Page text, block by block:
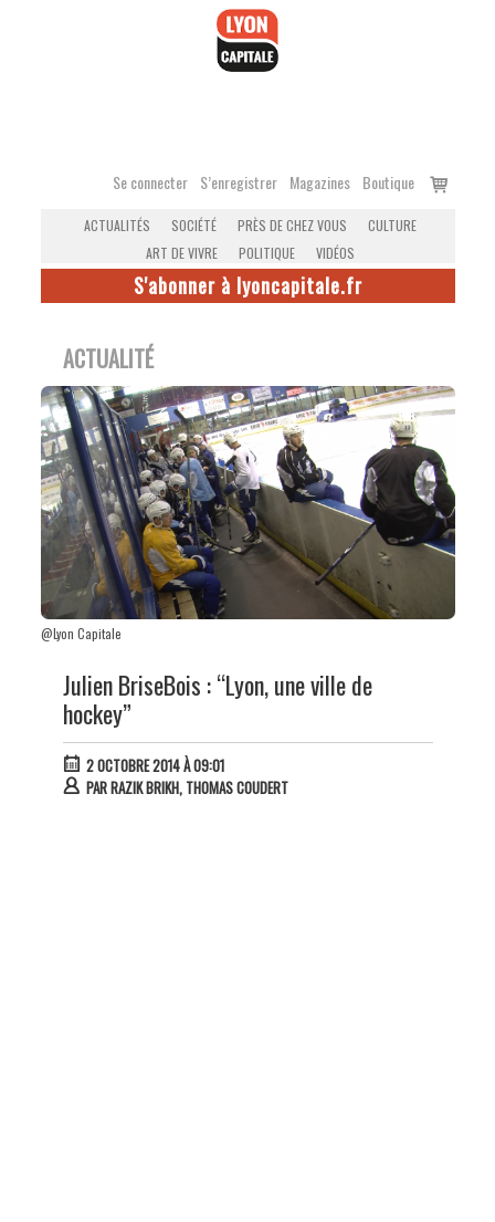
Se connecter S’enregistrer Magazines Boutique
Voir
ACTUALITÉS SOCIÉTÉ PRÈS DE CHEZ VOUS
CULTURE
ART DE VIVRE
POLITIQUE VIDÉOS
S'abonner à lyoncapitale.fr
ACTUALITÉ
@Lyon Capitale
Julien BriseBois : “Lyon, une ville de
hockey”
2 OCTOBRE 2014 À 09:01
PARRAZIK BRIKH, THOMAS COUDERT